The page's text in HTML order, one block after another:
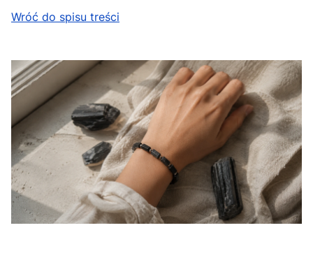
Wróć do spisu treści